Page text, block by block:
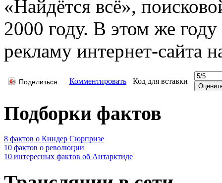
«Найдётся всё»,
2000 году. В этом же
рекламу интернет-сайта
Поделиться Комментировать Код для вставки
Подборки фактов
8 фактов о Киндер Сюрпризе
10 фактов о революции
10 интересных фактов об Антарктиде